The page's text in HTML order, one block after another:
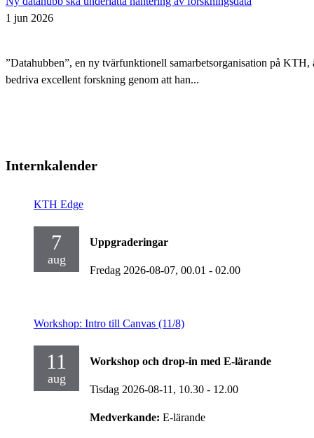
1 jun 2026
”Datahubben”, en ny tvärfunktionell samarbetsorganisation på
bedriva excellent forskning genom att han...
Internkalender
KTH Edge
7
aug
Uppgraderingar
Fredag 2026-08-07, 00.01 - 02.00
Workshop: Intro till Canvas (11/8)
11
aug
Workshop och drop-in med E-lärande
Tisdag 2026-08-11, 10.30 - 12.00
Medverkande: E-lärande